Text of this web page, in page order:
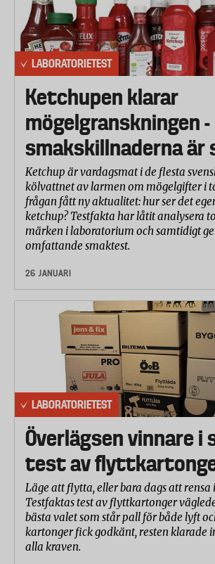
LABORATORIETEST
Ketchupen klarar
mögelgranskningen -
smakskillnaderna är
Ketchup är vardagsmat i de flesta
kölvattnet av larmen om mögelgifter i
frågan fått ny aktualitet: hur ser det
ketchup? Testfakta har låtit analysera
märken i laboratorium och samtidigt
omfattande smaktest.
26 JANUARI
LABORATORIETEST
Överlägsen vinnare
test av
Läge att flytta, eller bara dags att rensa
Testfaktas test av flyttkartonger
bästa valet som står pall för både lyft
kartonger fick godkänt, resten klarade
alla kraven.